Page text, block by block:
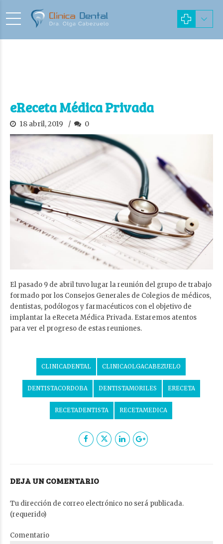
eReceta Médica Privada
18 abril, 2019 0
El pasado 9 de abril tuvo lugar la reunión del grupo de trabajo
formado por los Consejos Generales de Colegios de médicos,
dentistas, podólogos y farmacéuticos con el objetivo de
implantar la eReceta Médica Privada. Estaremos atentos
para ver el progreso de estas reuniones.
CLINICADENTAL CLINICAOLGACABEZUELO
DENTISTACORDOBA DENTISTAMORILES ERECETA
RECETADENTISTA RECETAMEDICA
DEJA UN COMENTARIO
Tu dirección de correo electrónico no será publicada.
(requerido)
Comentario